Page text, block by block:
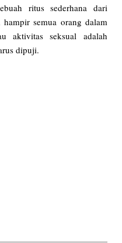
ritus sederhana dari
semua orang dalam
aktivitas seksual adalah
dipuji.